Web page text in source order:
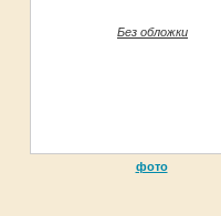
Без обложки
фото